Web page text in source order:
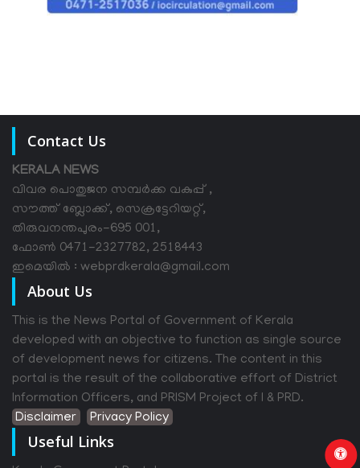
Contact Us
KERALA NEWS
വിവര പൊതുജന സമ്പര്‍ക്ക വകുപ്പ് ,
സൗത്ത് ബ്ലോക്ക്, സെക്രട്ടേറിയറ്റ്,
തിരുവനന്തപുരം-695 001,
ഫോൺ 0471-2327782, 2518443
ഇമെയിൽ : webprdkerala@gmail.com
About Us
This is the News Portal of Government of Kerala
developed with an objective to function as single source
of development news for citizens. The content in this
portal is the result of the collaborative effort of District
Information Officers, and PRISM Project of I & PRD.
Disclaimer
Privacy Policy
Useful Links